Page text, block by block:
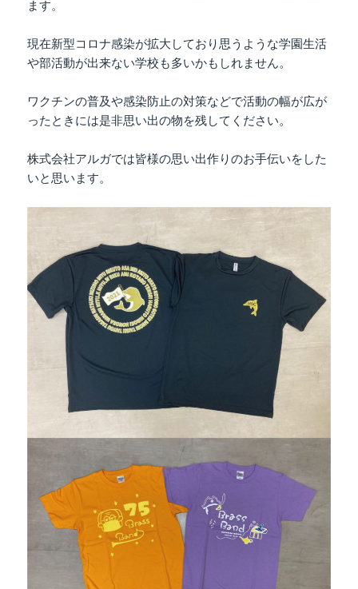
ます。
現在新型コロナ感染が拡大しており思うような学園生活
や部活動が出来ない学校も多いかもしれません。
ワクチンの普及や感染防止の対策などで活動の幅が広が
ったときには是非思い出の物を残してください。
株式会社アルガでは皆様の思い出作りのお手伝いをした
いと思います。